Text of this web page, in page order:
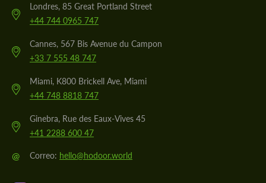
Londres, 85 Great Portland Street
+44 744 0965 747
Cannes, 567 Bis Avenue du Campon
+33 7 555 48 747
Miami, K800 Brickell Ave, Miami
+44 748 8818 747
Ginebra, Rue des Eaux-Vives 45
+41 2288 600 47
@ Correo: hello@hodoor.world